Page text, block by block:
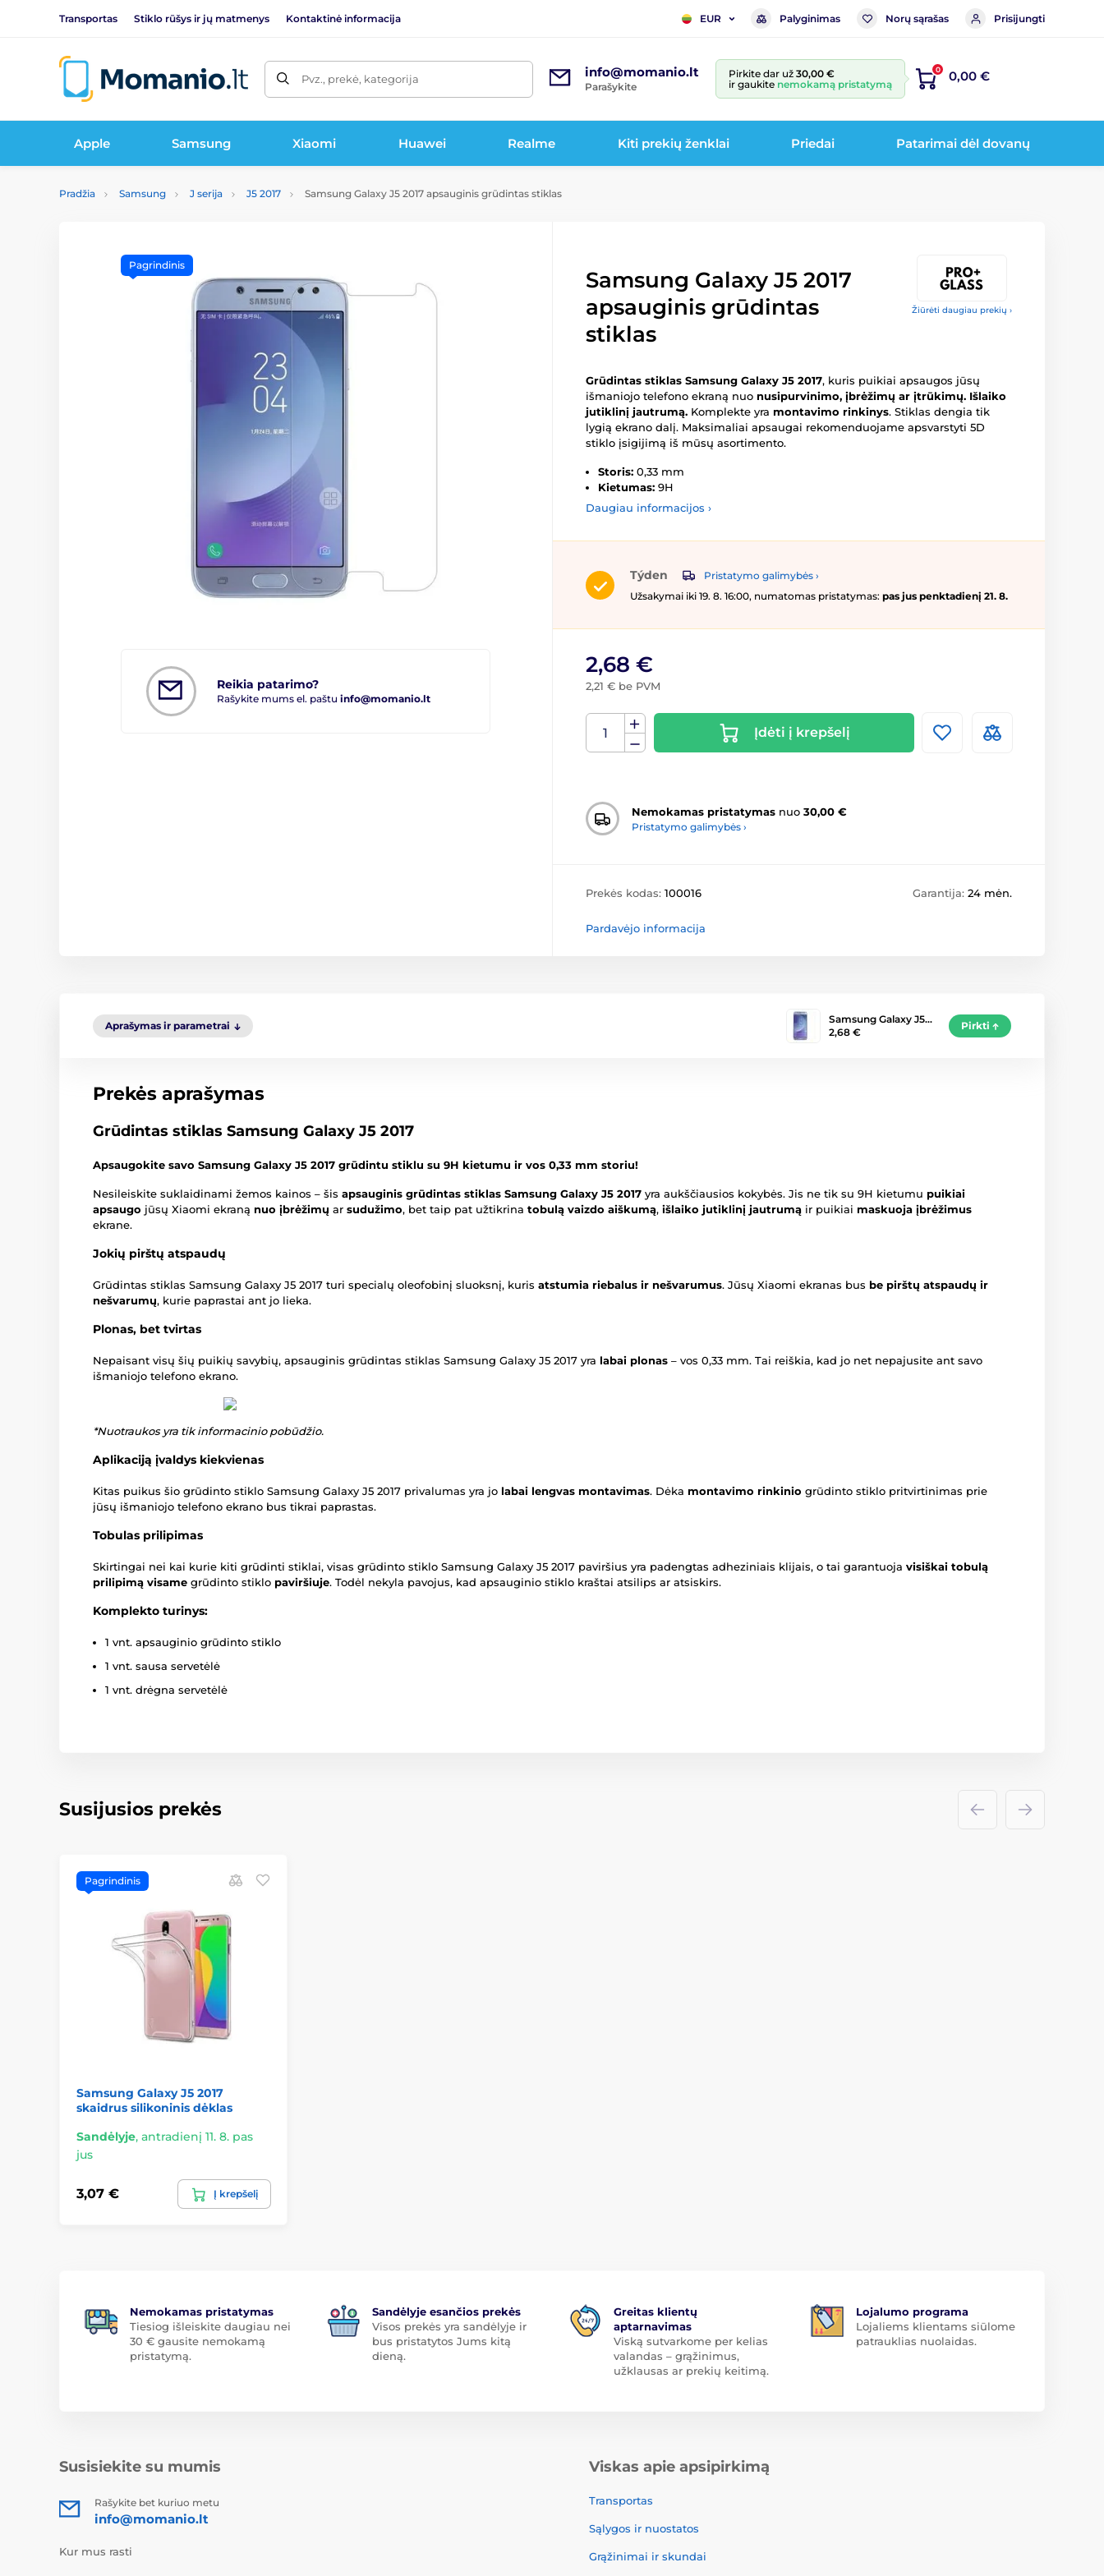
Transportas Stiklo rūšys ir jų matmenys Kontaktinė informacija EUR Palyginimas Norų sąrašas Prisijungti
Pvz., prekė, kategorija info@momanio.lt
Parašykite
Pirkite dar už 30,00 €
ir gaukite nemokamą pristatymą
0 0,00 €
Apple Samsung Xiaomi Huawei Realme Kiti prekių ženklai Priedai Patarimai dėl dovanų
Pradžia Samsung J serija J5 2017 Samsung Galaxy J5 2017 apsauginis grūdintas stiklas
Žiūrėti daugiau prekių ›
Reikia patarimo?
Rašykite mums el. paštu info@momanio.lt
Pagrindinis
Samsung Galaxy J5 2017
apsauginis grūdintas
stiklas
Grūdintas stiklas Samsung Galaxy J5 2017, kuris puikiai apsaugos jūsų
išmaniojo telefono ekraną nuo nusipurvinimo, įbrėžimų ar įtrūkimų. Išlaiko
jutiklinį jautrumą. Komplekte yra montavimo rinkinys. Stiklas dengia tik
lygią ekrano dalį. Maksimaliai apsaugai rekomenduojame apsvarstyti 5D
stiklo įsigijimą iš mūsų asortimento.
Storis: 0,33 mm
Kietumas: 9H
Daugiau informacijos ›
Týden
Pristatymo galimybės ›
Užsakymai iki 19. 8. 16:00, numatomas pristatymas: pas jus penktadienį 21. 8.
2,68 €
2,21 € be PVM
Įdėti į krepšelį
Nemokamas pristatymas nuo 30,00 €
Pristatymo galimybės ›
Prekės kodas: 100016 Garantija: 24 mėn.
Pardavėjo informacija
Aprašymas ir parametrai
Samsung Galaxy J5…
2,68 €
Pirkti
Prekės aprašymas
Grūdintas stiklas Samsung Galaxy J5 2017
Apsaugokite savo Samsung Galaxy J5 2017 grūdintu stiklu su 9H kietumu ir vos 0,33 mm storiu!
Nesileiskite suklaidinami žemos kainos – šis apsauginis grūdintas stiklas Samsung Galaxy J5 2017 yra aukščiausios kokybės. Jis ne tik su 9H kietumu puikiai
apsaugo jūsų Xiaomi ekraną nuo įbrėžimų ar sudužimo, bet taip pat užtikrina tobulą vaizdo aiškumą, išlaiko jutiklinį jautrumą ir puikiai maskuoja įbrėžimus
ekrane.
Jokių pirštų atspaudų
Grūdintas stiklas Samsung Galaxy J5 2017 turi specialų oleofobinį sluoksnį, kuris atstumia riebalus ir nešvarumus. Jūsų Xiaomi ekranas bus be pirštų atspaudų ir
nešvarumų, kurie paprastai ant jo lieka.
Plonas, bet tvirtas
Nepaisant visų šių puikių savybių, apsauginis grūdintas stiklas Samsung Galaxy J5 2017 yra labai plonas – vos 0,33 mm. Tai reiškia, kad jo net nepajusite ant savo
išmaniojo telefono ekrano.
*Nuotraukos yra tik informacinio pobūdžio.
Aplikaciją įvaldys kiekvienas
Kitas puikus šio grūdinto stiklo Samsung Galaxy J5 2017 privalumas yra jo labai lengvas montavimas. Dėka montavimo rinkinio grūdinto stiklo pritvirtinimas prie
jūsų išmaniojo telefono ekrano bus tikrai paprastas.
Tobulas prilipimas
Skirtingai nei kai kurie kiti grūdinti stiklai, visas grūdinto stiklo Samsung Galaxy J5 2017 paviršius yra padengtas adheziniais klijais, o tai garantuoja visiškai tobulą
prilipimą visame grūdinto stiklo paviršiuje. Todėl nekyla pavojus, kad apsauginio stiklo kraštai atsilips ar atsiskirs.
Komplekto turinys:
1 vnt. apsauginio grūdinto stiklo
1 vnt. sausa servetėlė
1 vnt. drėgna servetėlė
Susijusios prekės
Pagrindinis
Samsung Galaxy J5 2017
skaidrus silikoninis dėklas
Sandėlyje, antradienį 11. 8. pas
jus
3,07 € Į krepšelį
Nemokamas pristatymas
Tiesiog išleiskite daugiau nei
30 € gausite nemokamą
pristatymą.
Sandėlyje esančios prekės
Visos prekės yra sandėlyje ir
bus pristatytos Jums kitą
dieną.
Greitas klientų
aptarnavimas
Viską sutvarkome per kelias
valandas – grąžinimus,
užklausas ar prekių keitimą.
Lojalumo programa
Lojaliems klientams siūlome
patrauklias nuolaidas.
Susisiekite su mumis
Rašykite bet kuriuo metu
info@momanio.lt
Kur mus rasti
Viskas apie apsipirkimą
Transportas
Sąlygos ir nuostatos
Grąžinimai ir skundai